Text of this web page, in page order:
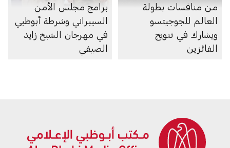
من منافسات بطولة
العالم للجوجيتسو
ويشارك في تتويج
الفائزين
برامج مجلس الأمن
السيبراني وشرطة أبوظبي
في مهرجان الشيخ زايد
الصيفي